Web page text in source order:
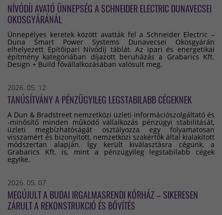
NÍVÓDÍJ AVATÓ ÜNNEPSÉG A SCHNEIDER ELECTRIC DUNAVECSEI
OKOSGYÁRÁNÁL
Ünnepélyes keretek között avatták fel a Schneider Electric –
Duna Smart Power Systems Dunavecsei Okosgyárán
elhelyezett Építőipari Nívódíj táblát. Az ipari és energetikai
építmény kategóriában díjazott beruházás a Grabarics Kft.
Design + Build fővállalkozásában valósult meg.
2026. 05. 12
TANÚSÍTVÁNY A PÉNZÜGYILEG LEGSTABILABB CÉGEKNEK
A Dun & Bradstreet nemzetközi üzleti információszolgáltató és
-minősítő minden működő vállalkozás pénzügyi stabilitását,
üzleti megbízhatóságát osztályozza egy folyamatosan
visszamért és bizonyított, nemzetközi szakértők által kialakított
módszertan alapján. Így került kiválasztásra cégünk, a
Grabarics Kft. is, mint a pénzügyileg legstabilabb cégek
egyike.
2026. 05. 07
MEGÚJULT A BUDAI IRGALMASRENDI KÓRHÁZ – SIKERESEN
ZÁRULT A REKONSTRUKCIÓ ÉS BŐVÍTÉS